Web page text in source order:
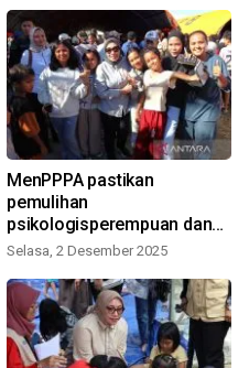
MenPPPA pastikan
pemulihan
psikologisperempuan dan
anak terdampak
Selasa, 2 Desember 2025